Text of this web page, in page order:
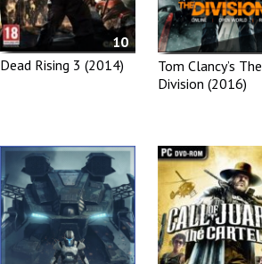
10
Dead Rising 3 (2014)
Tom Clancy’s The
Division (2016)